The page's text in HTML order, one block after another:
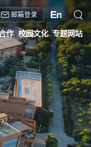
邮箱登录
作 校园文化 专题网站